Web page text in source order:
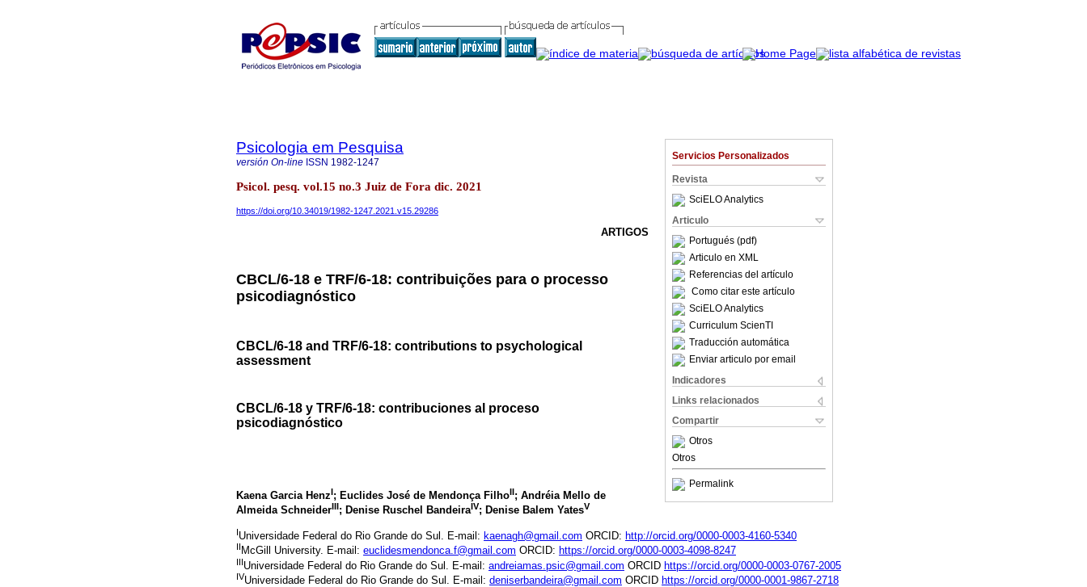
Servicios Personalizados
Revista
SciELO Analytics
Articulo
Portugués (pdf)
Articulo en XML
Referencias del artículo
Como citar este artículo
SciELO Analytics
Curriculum ScienTI
Traducción automática
Enviar articulo por email
Indicadores
Links relacionados
Compartir
Otros
Otros
Permalink
Psicologia em Pesquisa
versión On-line ISSN 1982-1247
Psicol. pesq. vol.15 no.3 Juiz de Fora dic. 2021
https://doi.org/10.34019/1982-1247.2021.v15.29286
ARTIGOS
CBCL/6-18 e TRF/6-18: contribuições para o processo
psicodiagnóstico
CBCL/6-18 and TRF/6-18: contributions to psychological
assessment
CBCL/6-18 y TRF/6-18: contribuciones al proceso
psicodiagnóstico
Kaena Garcia HenzI; Euclides José de Mendonça FilhoII; Andréia Mello de
Almeida SchneiderIII; Denise Ruschel BandeiraIV; Denise Balem YatesV
IUniversidade Federal do Rio Grande do Sul. E-mail: kaenagh@gmail.com ORCID: http://orcid.org/0000-0003-4160-5340
II McGill University. E-mail: euclidesmendonca.f@gmail.com ORCID: https://orcid.org/0000-0003-4098-8247
IIIUniversidade Federal do Rio Grande do Sul. E-mail: andreiamas.psic@gmail.com ORCID https://orcid.org/0000-0003-0767-2005
IVUniversidade Federal do Rio Grande do Sul. E-mail: deniserbandeira@gmail.com ORCID https://orcid.org/0000-0001-9867-2718